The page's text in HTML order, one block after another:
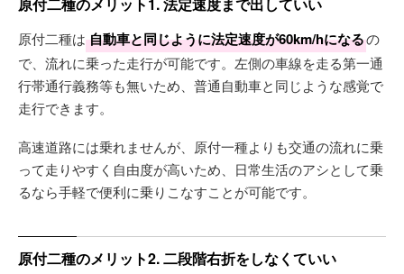
原付二種は 自動車と同じように法定速度が60km/hになるの
で、流れに乗った走行が可能です。左側の車線を走る第一通
行帯通行義務等も無いため、普通自動車と同じような感覚で
走行できます。
高速道路には乗れませんが、原付一種よりも交通の流れに乗
って走りやすく自由度が高いため、日常生活のアシとして乗
るなら手軽で便利に乗りこなすことが可能です。
原付二種のメリット2. 二段階右折をしなくていい